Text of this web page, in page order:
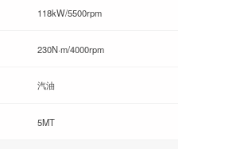
118kW/5500rpm
230N·m/4000rpm
汽油
5MT